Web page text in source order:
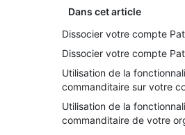
Dans cet article
Dissocier votre compte
Dissocier votre compte
Utilisation de la
commanditaire sur votre
Utilisation de la
commanditaire de votre